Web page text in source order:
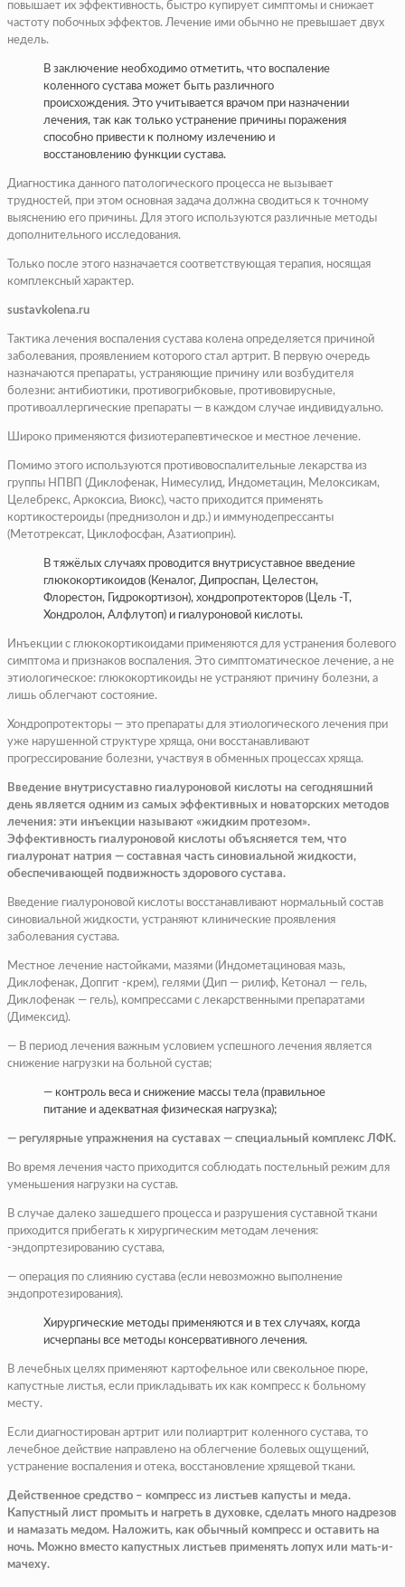
повышает их эффективность, быстро купирует симптомы и снижает
частоту побочных эффектов. Лечение ими обычно не превышает двух
недель.
В заключение необходимо отметить, что воспаление
коленного сустава может быть различного
происхождения. Это учитывается врачом при назначении
лечения, так как только устранение причины поражения
способно привести к полному излечению и
восстановлению функции сустава.
Диагностика данного патологического процесса не вызывает
трудностей, при этом основная задача должна сводиться к точному
выяснению его причины. Для этого используются различные методы
дополнительного исследования.
Только после этого назначается соответствующая терапия, носящая
комплексный характер.
sustavkolena.ru
Тактика лечения воспаления сустава колена определяется причиной
заболевания, проявлением которого стал артрит. В первую очередь
назначаются препараты, устраняющие причину или возбудителя
болезни: антибиотики, противогрибковые, противовирусные,
противоаллергические препараты — в каждом случае индивидуально.
Широко применяются физиотерапевтическое и местное лечение.
Помимо этого используются противовоспалительные лекарства из
группы НПВП (Диклофенак, Нимесулид, Индометацин, Мелоксикам,
Целебрекс, Аркоксиа, Виокс), часто приходится применять
кортикостероиды (преднизолон и др.) и иммунодепрессанты
(Метотрексат, Циклофосфан, Азатиоприн).
В тяжёлых случаях проводится внутрисуставное введение
глюкокортикоидов (Кеналог, Дипроспан, Целестон,
Флорестон, Гидрокортизон), хондропротекторов (Цель -Т,
Хондролон, Алфлутоп) и гиалуроновой кислоты.
Инъекции с глюкокортикоидами применяются для устранения болевого
симптома и признаков воспаления. Это симптоматическое лечение, а не
этиологическое: глюкокортикоиды не устраняют причину болезни, а
лишь облегчают состояние.
Хондропротекторы — это препараты для этиологического лечения при
уже нарушенной структуре хряща, они восстанавливают
прогрессирование болезни, участвуя в обменных процессах хряща.
Введение внутрисуставно гиалуроновой кислоты на сегодняшний
день является одним из самых эффективных и новаторских методов
лечения: эти инъекции называют «жидким протезом».
Эффективность гиалуроновой кислоты объясняется тем, что
гиалуронат натрия — составная часть синовиальной жидкости,
обеспечивающей подвижность здорового сустава.
Введение гиалуроновой кислоты восстанавливают нормальный состав
синовиальной жидкости, устраняют клинические проявления
заболевания сустава.
Местное лечение настойками, мазями (Индометациновая мазь,
Диклофенак, Допгит -крем), гелями (Дип — рилиф, Кетонал — гель,
Диклофенак — гель), компрессами с лекарственными препаратами
(Димексид).
— В период лечения важным условием успешного лечения является
снижение нагрузки на больной сустав;
— контроль веса и снижение массы тела (правильное
питание и адекватная физическая нагрузка);
— регулярные упражнения на суставах — специальный комплекс ЛФК.
Во время лечения часто приходится соблюдать постельный режим для
уменьшения нагрузки на сустав.
В случае далеко зашедшего процесса и разрушения суставной ткани
приходится прибегать к хирургическим методам лечения:
-эндопртезированию сустава,
— операция по слиянию сустава (если невозможно выполнение
эндопротезирования).
Хирургические методы применяются и в тех случаях, когда
исчерпаны все методы консервативного лечения.
В лечебных целях применяют картофельное или свекольное пюре,
капустные листья, если прикладывать их как компресс к больному
месту.
Если диагностирован артрит или полиартрит коленного сустава, то
лечебное действие направлено на облегчение болевых ощущений,
устранение воспаления и отека, восстановление хрящевой ткани.
Действенное средство – компресс из листьев капусты и меда.
Капустный лист промыть и нагреть в духовке, сделать много надрезов
и намазать медом. Наложить, как обычный компресс и оставить на
ночь. Можно вместо капустных листьев применять лопух или мать-и-
мачеху.